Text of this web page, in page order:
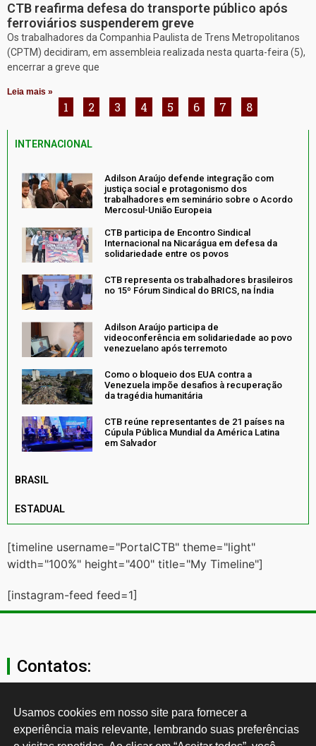
CTB reafirma defesa do transporte público após
ferroviários suspenderem greve
Os trabalhadores da Companhia Paulista de Trens Metropolitanos
(CPTM) decidiram, em assembleia realizada nesta quarta-feira (5),
encerrar a greve que
Leia mais »
1 2 3 4 5 6 7 8
INTERNACIONAL
Adilson Araújo defende integração com
justiça social e protagonismo dos
trabalhadores em seminário sobre o Acordo
Mercosul-União Europeia
CTB participa de Encontro Sindical
Internacional na Nicarágua em defesa da
solidariedade entre os povos
CTB representa os trabalhadores brasileiros
no 15º Fórum Sindical do BRICS, na Índia
Adilson Araújo participa de
videoconferência em solidariedade ao povo
venezuelano após terremoto
Como o bloqueio dos EUA contra a
Venezuela impõe desafios à recuperação
da tragédia humanitária
CTB reúne representantes de 21 países na
Cúpula Pública Mundial da América Latina
em Salvador
BRASIL
ESTADUAL
[timeline username="PortalCTB" theme="light"
width="100%" height="400" title="My Timeline"]
[instagram-feed feed=1]
Contatos:
secgeral@ctb.org.br
11 3874-0040
Usamos cookies em nosso site para fornecer a
experiência mais relevante, lembrando suas preferências